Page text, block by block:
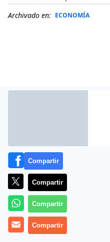
Archivado en: ECONOMÍA
Más información
Compartir
Compartir
Compartir
Compartir